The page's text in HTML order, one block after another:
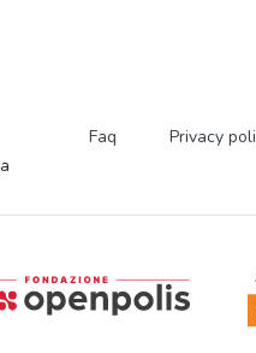
Faq Privacy